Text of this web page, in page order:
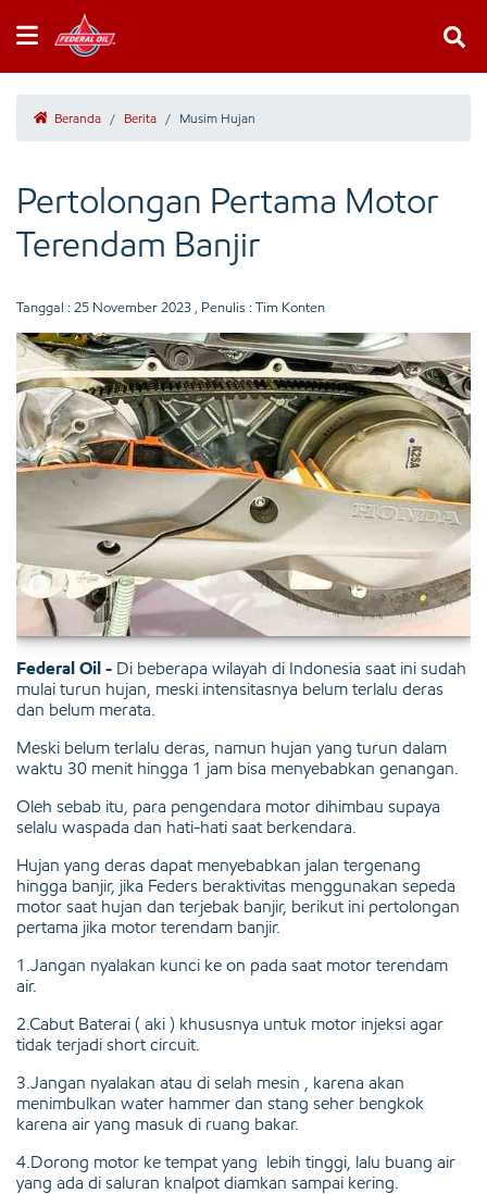
Beranda / Berita / Musim Hujan
Pertolongan Pertama Motor
Terendam Banjir
Tanggal : 25 November 2023 , Penulis : Tim Konten
Federal Oil - Di beberapa wilayah di Indonesia saat ini sudah
mulai turun hujan, meski intensitasnya belum terlalu deras
dan belum merata.
Meski belum terlalu deras, namun hujan yang turun dalam
waktu 30 menit hingga 1 jam bisa menyebabkan genangan.
Oleh sebab itu, para pengendara motor dihimbau supaya
selalu waspada dan hati-hati saat berkendara.
Hujan yang deras dapat menyebabkan jalan tergenang
hingga banjir, jika Feders beraktivitas menggunakan sepeda
motor saat hujan dan terjebak banjir, berikut ini pertolongan
pertama jika motor terendam banjir.
1.Jangan nyalakan kunci ke on pada saat motor terendam
air.
2.Cabut Baterai ( aki ) khususnya untuk motor injeksi agar
tidak terjadi short circuit.
3.Jangan nyalakan atau di selah mesin , karena akan
menimbulkan water hammer dan stang seher bengkok
karena air yang masuk di ruang bakar.
4.Dorong motor ke tempat yang lebih tinggi, lalu buang air
yang ada di saluran knalpot diamkan sampai kering.